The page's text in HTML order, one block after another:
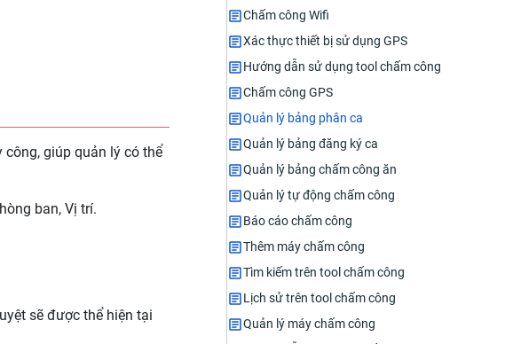
giúp quản lý có thể
ban, Vị trí.
sẽ được thể hiện tại
Chấm công Wifi
Xác thực thiết bị sử dụng GPS
Hướng dẫn sử dụng tool chấm công
Chấm công GPS
Quản lý bảng phân ca
Quản lý bảng đăng ký ca
Quản lý bảng chấm công ăn
Quản lý tự động chấm công
Báo cáo chấm công
Thêm máy chấm công
Tìm kiếm trên tool chấm công
Lịch sử trên tool chấm công
Quản lý máy chấm công